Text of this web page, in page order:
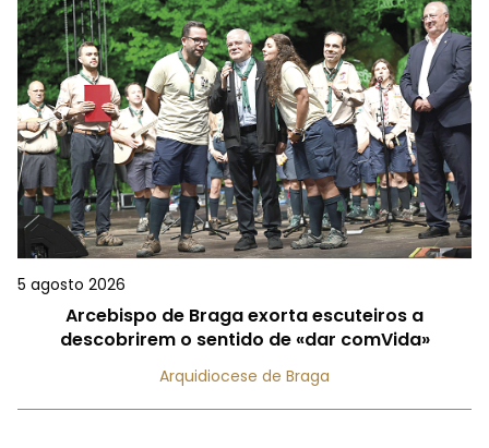
5 agosto 2026
Arcebispo de Braga exorta escuteiros a
descobrirem o sentido de «dar comVida»
Arquidiocese de Braga